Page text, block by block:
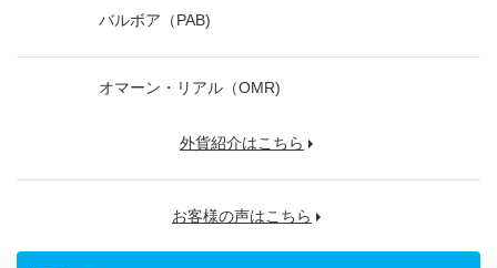
バルボア（PAB)
オマーン・リアル（OMR)
外貨紹介はこちら
お客様の声はこちら